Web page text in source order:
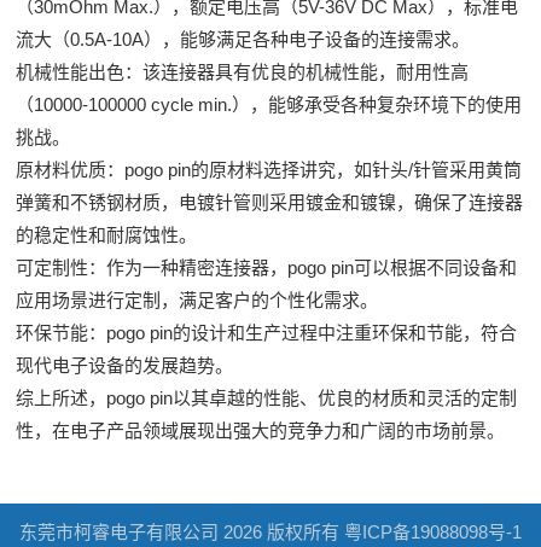
（30mOhm Max.），额定电压高（5V-36V DC Max），标准电
流大（0.5A-10A），能够满足各种电子设备的连接需求。
机械性能出色：该连接器具有优良的机械性能，耐用性高
（10000-100000 cycle min.），能够承受各种复杂环境下的使用
挑战。
原材料优质：pogo pin的原材料选择讲究，如针头/针管采用黄筒
弹簧和不锈钢材质，电镀针管则采用镀金和镀镍，确保了连接器
的稳定性和耐腐蚀性。
可定制性：作为一种精密连接器，pogo pin可以根据不同设备和
应用场景进行定制，满足客户的个性化需求。
环保节能：pogo pin的设计和生产过程中注重环保和节能，符合
现代电子设备的发展趋势。
综上所述，pogo pin以其卓越的性能、优良的材质和灵活的定制
性，在电子产品领域展现出强大的竞争力和广阔的市场前景。
东莞市柯睿电子有限公司 2026 版权所有 粤ICP备19088098号-1